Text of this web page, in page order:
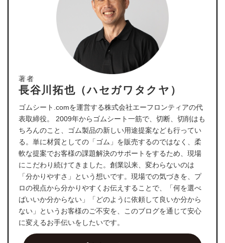
著者
長谷川拓也（ハセガワタクヤ）
ゴムシート.comを運営する株式会社エーフロンティアの代
表取締役。 2009年からゴムシート一筋で、切断、切削はも
ちろんのこと、ゴム製品の新しい用途提案なども行ってい
る。単に材質としての「ゴム」を販売するのではなく、柔
軟な提案でお客様の課題解決のサポートをするため、現場
にこだわり続けてきました。創業以来、変わらないのは
「分かりやすさ」という想いです。現場での気づきを、プ
ロの視点から分かりやすくお伝えすることで、「何を選べ
ばいいか分からない」「どのように依頼して良いか分から
ない」というお客様のご不安を、このブログを通じて安心
に変えるお手伝いをしたいです。